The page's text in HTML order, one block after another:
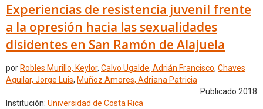
Experiencias de resistencia juvenil frente
a la opresión hacia las sexualidades
disidentes en San Ramón de Alajuela
por Robles Murillo, Keylor, Calvo Ugalde, Adrián Francisco, Chaves
Aguilar, Jorge Luis, Muñoz Amores, Adriana Patricia
Publicado 2018
Institución: Universidad de Costa Rica